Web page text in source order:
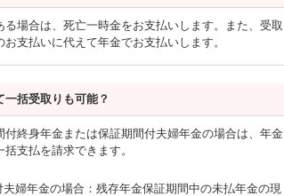
場合は、死亡一時金をお支払いします。また、受取
支払いに代えて年金でお支払いします。
括受取りも可能？
終身年金または保証期間付夫婦年金の場合は、年金
支払を請求できます。
婦年金の場合：残存年金保証期間中の未払年金の現